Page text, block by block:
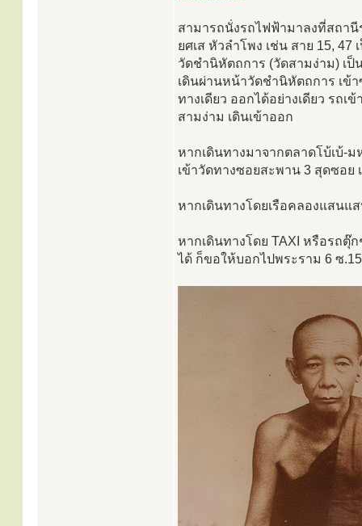
สามารถนั่งรถไฟฟ้ามาลงที่สถา
ยศเส หัวลำโพง เช่น สาย 15,
วัดชำนิหัตถการ (วัดสามง่าม) เ
เดินผ่านหน้าวัดชำนิหัตถการ เข้
ทางเดียว ออกได้อย่างเดียว รถ
สามง่าม เดินเข้าออก
หากเดินทางมาจากตลาดโบ้เบ้-
เข้าวัดทางซอยสะพาน 3 สุดซอย
หากเดินทางโดยเรือคลองแสนแ
หากเดินทางโดย TAXI หรือรถตุ๊
ได้ ก็ขอให้บอกไปพระราม 6 ซ